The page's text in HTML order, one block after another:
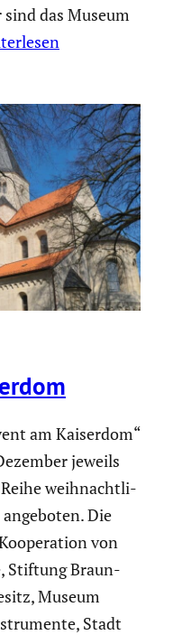
das Museum
am Kaiserdom“
jeweils
Reihe weihnacht­li­
Die
von
Stiftung Braun­
Museum
Stadt